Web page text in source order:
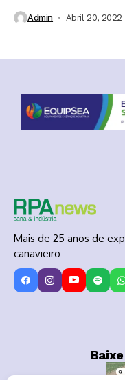
Admin Abril 20, 2022
Mais de 25 anos de
canavieiro